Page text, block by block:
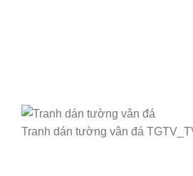
Tranh dán tường vân đá